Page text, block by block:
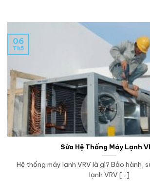
Sửa Hệ Thống Máy Lạnh
Hệ thống máy lạnh VRV là gì? Bảo hành,
lạnh VRV [...]
06
Th5